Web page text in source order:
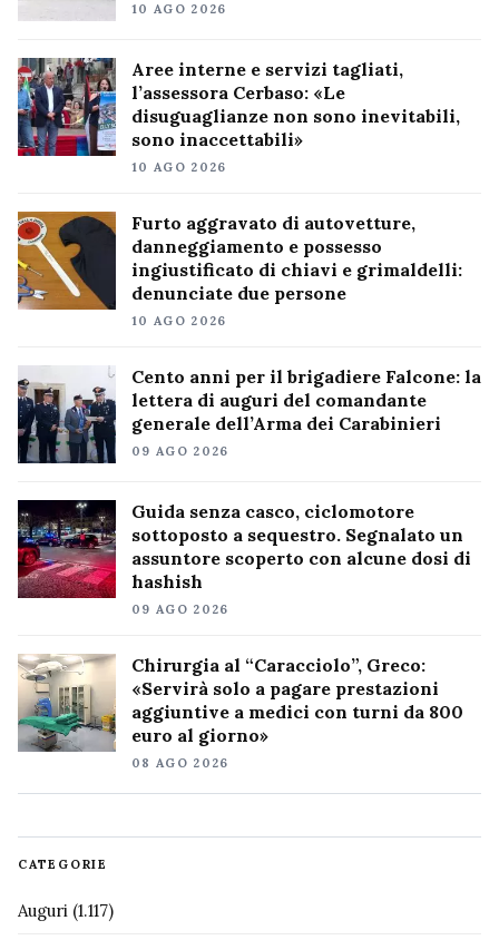
10 AGO 2026
Aree interne e servizi tagliati,
l’assessora Cerbaso: «Le
disuguaglianze non sono inevitabili,
sono inaccettabili»
10 AGO 2026
Furto aggravato di autovetture,
danneggiamento e possesso
ingiustificato di chiavi e grimaldelli:
denunciate due persone
10 AGO 2026
Cento anni per il brigadiere Falcone: la
lettera di auguri del comandante
generale dell’Arma dei Carabinieri
09 AGO 2026
Guida senza casco, ciclomotore
sottoposto a sequestro. Segnalato un
assuntore scoperto con alcune dosi di
hashish
09 AGO 2026
Chirurgia al “Caracciolo”, Greco:
«Servirà solo a pagare prestazioni
aggiuntive a medici con turni da 800
euro al giorno»
08 AGO 2026
CATEGORIE
Auguri (1.117)